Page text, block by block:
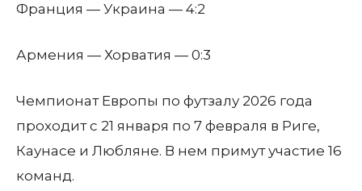
Франция — Украина — 4:2
Армения — Хорватия — 0:3
Чемпионат Европы по футзалу 2026 года
проходит с 21 января по 7 февраля в Риге,
Каунасе и Любляне. В нем примут участие 16
команд.